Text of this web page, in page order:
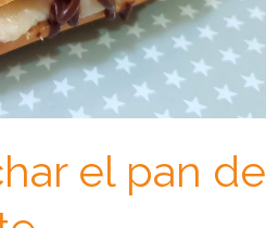
el pan de